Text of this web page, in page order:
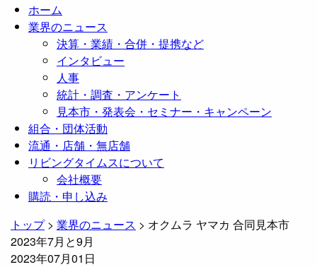
ホーム
業界のニュース
決算・業績・合併・提携など
インタビュー
人事
統計・調査・アンケート
見本市・発表会・セミナー・キャンペーン
組合・団体活動
流通・店舗・無店舗
リビングタイムスについて
会社概要
購読・申し込み
トップ> 業界のニュース > オクムラ ヤマカ 合同見本市
2023年7月と9月
2023年07月01日